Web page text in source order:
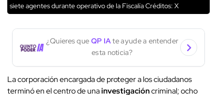
siete agentes durante operativo de la FiscalíaCréditos: X
¿Quieres que QP IAte ayude a entender
esta noticia?
La corporación encargada de proteger a los ciudadanos
terminó en el centro de unainvestigacióncriminal; ocho